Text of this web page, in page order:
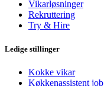
Vikarløsninger
Rekruttering
Try & Hire
Ledige stillinger
Kokke vikar
Køkkenassistent job